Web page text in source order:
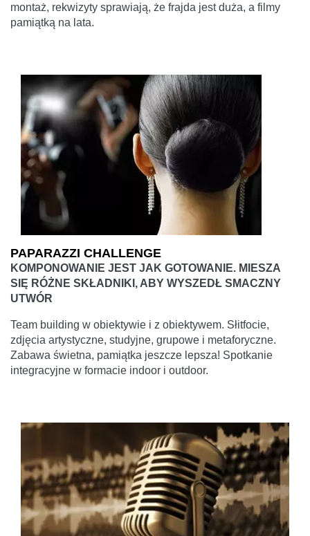
montaż, rekwizyty sprawiają, że frajda jest duża, a filmy
pamiątką na lata.
PAPARAZZI CHALLENGE
KOMPONOWANIE JEST JAK GOTOWANIE. MIESZA
SIĘ RÓŻNE SKŁADNIKI, ABY WYSZEDŁ SMACZNY
UTWÓR
Team building w obiektywie i z obiektywem. Słitfocie,
zdjęcia artystyczne, studyjne, grupowe i metaforyczne.
Zabawa świetna, pamiątka jeszcze lepsza! Spotkanie
integracyjne w formacie indoor i outdoor.